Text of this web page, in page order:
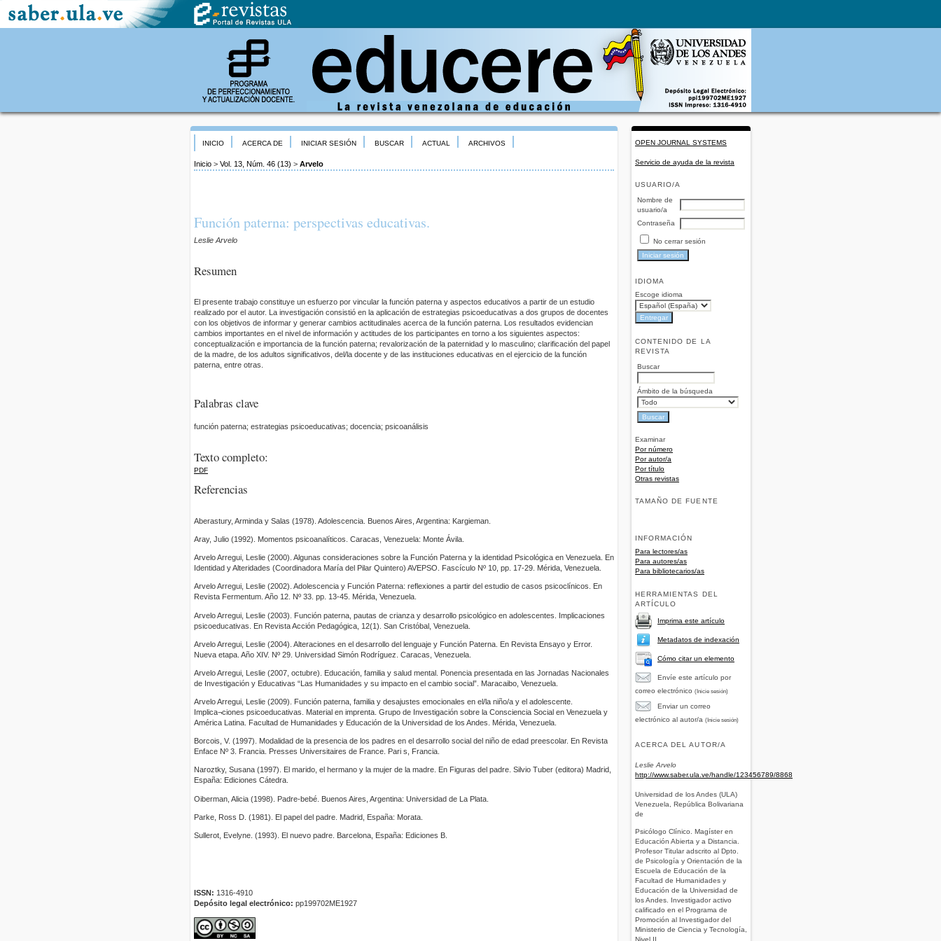
OPEN JOURNAL SYSTEMS
Servicio de ayuda de la revista
USUARIO/A
Nombre de
usuario/a
Contraseña
No cerrar sesión
IDIOMA
Escoge idioma
CONTENIDO DE LA
REVISTA
Buscar
Ámbito de la búsqueda
Examinar
Por número
Por autor/a
Por título
Otras revistas
TAMAÑO DE FUENTE
INFORMACIÓN
Para lectores/as
Para autores/as
Para bibliotecarios/as
HERRAMIENTAS DEL
ARTÍCULO
Imprima este artículo
Metadatos de indexación
Cómo citar un elemento
Envíe este artículo por
correo electrónico (Inicie sesión)
Enviar un correo
electrónico al autor/a (Inicie sesión)
ACERCA DEL AUTOR/A
Leslie Arvelo
http://www.saber.ula.ve/handle/123456789/8868
Universidad de los Andes (ULA)
Venezuela, República Bolivariana
de
Psicólogo Clínico. Magíster en
Educación Abierta y a Distancia.
Profesor Titular adscrito al Dpto.
de Psicología y Orientación de la
Escuela de Educación de la
Facultad de Humanidades y
Educación de la Universidad de
los Andes. Investigador activo
calificado en el Programa de
Promoción al Investigador del
Ministerio de Ciencia y Tecnología,
Nivel II.
INICIO ACERCA DE INICIAR SESIÓN BUSCAR ACTUAL ARCHIVOS
Inicio > Vol. 13, Núm. 46 (13) > Arvelo
Función paterna: perspectivas educativas.
Leslie Arvelo
Resumen
El presente trabajo constituye un esfuerzo por vincular la función paterna y aspectos educativos a partir de un estudio
realizado por el autor. La investigación consistió en la aplicación de estrategias psicoeducativas a dos grupos de docentes
con los objetivos de informar y generar cambios actitudinales acerca de la función paterna. Los resultados evidencian
cambios importantes en el nivel de información y actitudes de los participantes en torno a los siguientes aspectos:
conceptualización e importancia de la función paterna; revalorización de la paternidad y lo masculino; clarificación del papel
de la madre, de los adultos significativos, del/la docente y de las instituciones educativas en el ejercicio de la función
paterna, entre otras.
Palabras clave
función paterna; estrategias psicoeducativas; docencia; psicoanálisis
Texto completo:
PDF
Referencias
Aberastury, Arminda y Salas (1978). Adolescencia. Buenos Aires, Argentina: Kargieman.
Aray, Julio (1992). Momentos psicoanalíticos. Caracas, Venezuela: Monte Ávila.
Arvelo Arregui, Leslie (2000). Algunas consideraciones sobre la Función Paterna y la identidad Psicológica en Venezuela. En
Identidad y Alteridades (Coordinadora María del Pilar Quintero) AVEPSO. Fascículo Nº 10, pp. 17-29. Mérida, Venezuela.
Arvelo Arregui, Leslie (2002). Adolescencia y Función Paterna: reflexiones a partir del estudio de casos psicoclínicos. En
Revista Fermentum. Año 12. Nº 33. pp. 13-45. Mérida, Venezuela.
Arvelo Arregui, Leslie (2003). Función paterna, pautas de crianza y desarrollo psicológico en adolescentes. Implicaciones
psicoeducativas. En Revista Acción Pedagógica, 12(1). San Cristóbal, Venezuela.
Arvelo Arregui, Leslie (2004). Alteraciones en el desarrollo del lenguaje y Función Paterna. En Revista Ensayo y Error.
Nueva etapa. Año XIV. Nº 29. Universidad Simón Rodríguez. Caracas, Venezuela.
Arvelo Arregui, Leslie (2007, octubre). Educación, familia y salud mental. Ponencia presentada en las Jornadas Nacionales
de Investigación y Educativas “Las Humanidades y su impacto en el cambio social”. Maracaibo, Venezuela.
Arvelo Arregui, Leslie (2009). Función paterna, familia y desajustes emocionales en el/la niño/a y el adolescente.
Implica¬ciones psicoeducativas. Material en imprenta. Grupo de Investigación sobre la Consciencia Social en Venezuela y
América Latina. Facultad de Humanidades y Educación de la Universidad de los Andes. Mérida, Venezuela.
Borcois, V. (1997). Modalidad de la presencia de los padres en el desarrollo social del niño de edad preescolar. En Revista
Enface Nº 3. Francia. Presses Universitaires de France. Pari s, Francia.
Naroztky, Susana (1997). El marido, el hermano y la mujer de la madre. En Figuras del padre. Silvio Tuber (editora) Madrid,
España: Ediciones Cátedra.
Oiberman, Alicia (1998). Padre-bebé. Buenos Aires, Argentina: Universidad de La Plata.
Parke, Ross D. (1981). El papel del padre. Madrid, España: Morata.
Sullerot, Evelyne. (1993). El nuevo padre. Barcelona, España: Ediciones B.
ISSN: 1316-4910
Depósito legal electrónico: pp199702ME1927